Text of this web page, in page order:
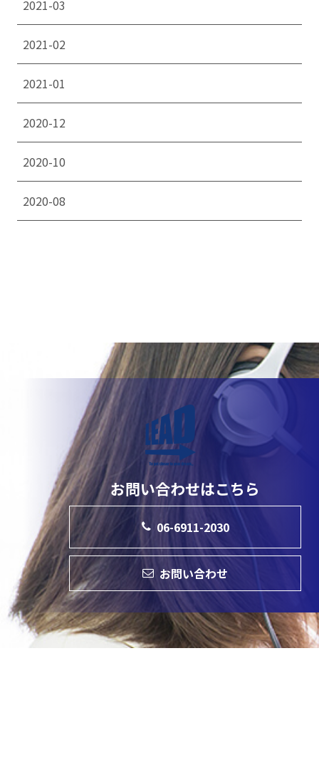
2021-03
2021-02
2021-01
2020-12
2020-10
2020-08
お問い合わせはこちら
06-6911-2030
お問い合わせ